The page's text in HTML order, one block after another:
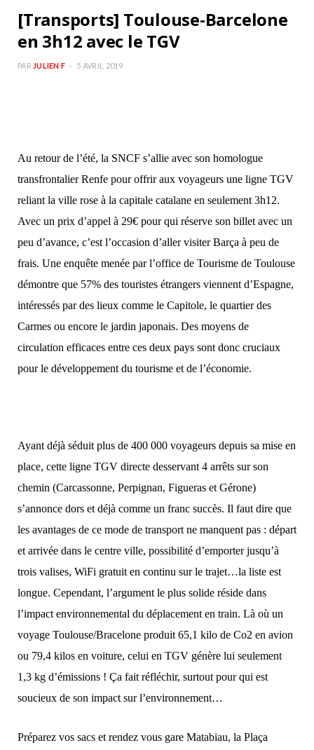
[Transports] Toulouse-Barcelone
en 3h12 avec le TGV
PAR JULIEN F 5 AVRIL 2019
Au retour de l’été, la SNCF s’allie avec son homologue
transfrontalier Renfe pour offrir aux voyageurs une ligne TGV
reliant la ville rose à la capitale catalane en seulement 3h12.
Avec un prix d’appel à 29€ pour qui réserve son billet avec un
peu d’avance, c’est l’occasion d’aller visiter Barça à peu de
frais. Une enquête menée par l’office de Tourisme de Toulouse
démontre que 57% des touristes étrangers viennent d’Espagne,
intéressés par des lieux comme le Capitole, le quartier des
Carmes ou encore le jardin japonais. Des moyens de
circulation efficaces entre ces deux pays sont donc cruciaux
pour le développement du tourisme et de l’économie.
Ayant déjà séduit plus de 400 000 voyageurs depuis sa mise en
place, cette ligne TGV directe desservant 4 arrêts sur son
chemin (Carcassonne, Perpignan, Figueras et Gérone)
s’annonce dors et déjà comme un franc succès. Il faut dire que
les avantages de ce mode de transport ne manquent pas : départ
et arrivée dans le centre ville, possibilité d’emporter jusqu’à
trois valises, WiFi gratuit en continu sur le trajet…la liste est
longue. Cependant, l’argument le plus solide réside dans
l’impact environnemental du déplacement en train. Là où un
voyage Toulouse/Bracelone produit 65,1 kilo de Co2 en avion
ou 79,4 kilos en voiture, celui en TGV génère lui seulement
1,3 kg d’émissions ! Ça fait réfléchir, surtout pour qui est
soucieux de son impact sur l’environnement…
Préparez vos sacs et rendez vous gare Matabiau, la Plaça